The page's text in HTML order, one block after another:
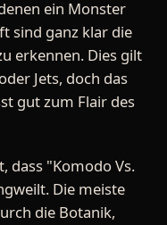
ein Monster
sind ganz klar die
erkennen. Dies gilt
Jets, doch das
gut zum Flair des
dass "Komodo Vs.
Die meiste
die Botanik,